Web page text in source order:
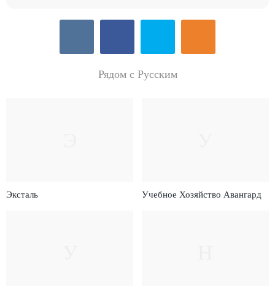
Рядом с Русским
Эксталь Учебное Хозяйство Авангард